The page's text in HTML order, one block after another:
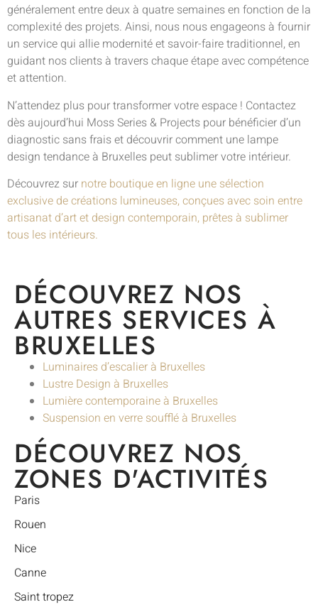
généralement entre deux à quatre semaines en fonction de la
complexité des projets. Ainsi, nous nous engageons à fournir
un service qui allie modernité et savoir-faire traditionnel, en
guidant nos clients à travers chaque étape avec compétence
et attention.
N’attendez plus pour transformer votre espace ! Contactez
dès aujourd’hui Moss Series & Projects pour bénéficier d’un
diagnostic sans frais et découvrir comment une lampe
design tendance à Bruxelles peut sublimer votre intérieur.
Découvrez sur notre boutique en ligne une sélection
exclusive de créations lumineuses, conçues avec soin entre
artisanat d’art et design contemporain, prêtes à sublimer
tous les intérieurs.
DÉCOUVREZ NOS
AUTRES SERVICES À
BRUXELLES
Luminaires d’escalier à Bruxelles
Lustre Design à Bruxelles
Lumière contemporaine à Bruxelles
Suspension en verre soufflé à Bruxelles
DÉCOUVREZ NOS
ZONES D'ACTIVITÉS
Paris
Rouen
Nice
Canne
Saint tropez